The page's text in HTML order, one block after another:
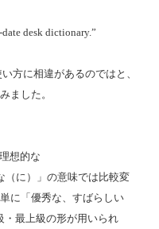
desk dictionary.”
方に相違があるのではと、
ました。
想的な
（に）」の意味では比較変
に「優秀な、すばらしい
・最上級の形が用いられ